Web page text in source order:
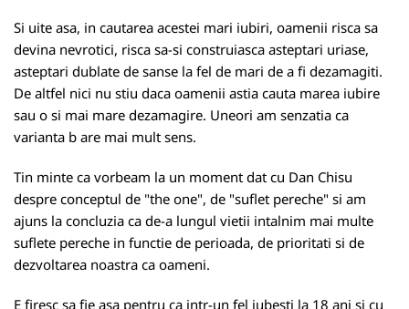
Si uite asa, in cautarea acestei mari iubiri, oamenii risca sa
devina nevrotici, risca sa-si construiasca asteptari uriase,
asteptari dublate de sanse la fel de mari de a fi dezamagiti.
De altfel nici nu stiu daca oamenii astia cauta marea iubire
sau o si mai mare dezamagire. Uneori am senzatia ca
varianta b are mai mult sens.
Tin minte ca vorbeam la un moment dat cu Dan Chisu
despre conceptul de "the one", de "suflet pereche" si am
ajuns la concluzia ca de-a lungul vietii intalnim mai multe
suflete pereche in functie de perioada, de prioritati si de
dezvoltarea noastra ca oameni.
E firesc sa fie asa pentru ca intr-un fel iubesti la 18 ani si cu